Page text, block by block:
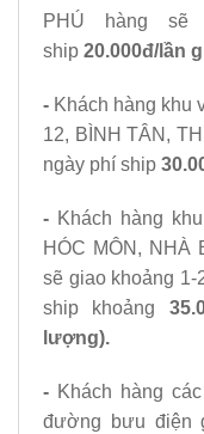
PHÚ hàng sẽ
ship 20.000đ/lần
- Khách hàng khu
12, BÌNH TÂN,
ngày phí ship
- Khách hàng
HÓC MÔN, NHÀ
sẽ giao khoảng
ship khoảng
lượng).
- Khách hàng
đường bưu điện